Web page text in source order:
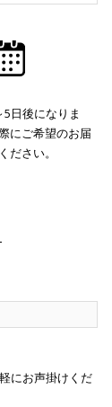
日後になりま
にご希望のお届
ださい。
にお声掛けくだ